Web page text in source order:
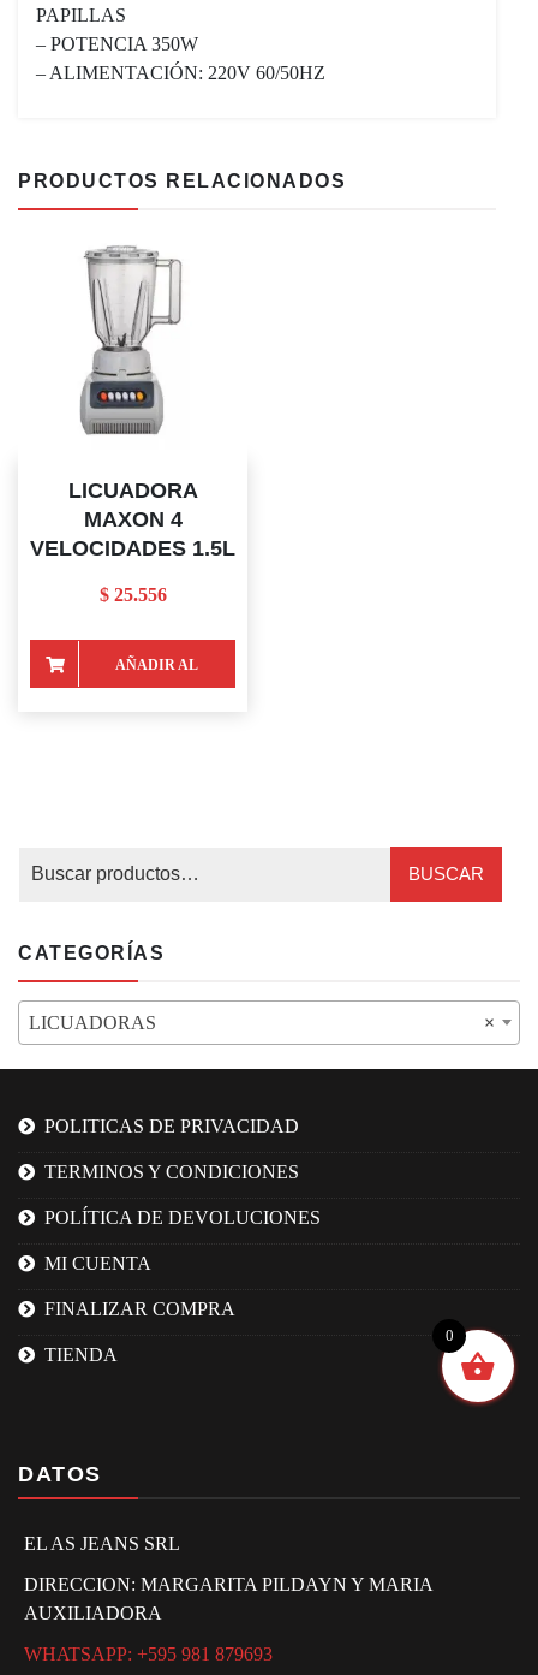
PAPILLAS
– POTENCIA 350W
– ALIMENTACIÓN: 220V 60/50HZ
PRODUCTOS RELACIONADOS
LICUADORA
MAXON 4
VELOCIDADES 1.5L
$25.556
AÑADIR AL
BUSCAR
CATEGORÍAS
×
LICUADORAS
POLITICAS DE PRIVACIDAD
TERMINOS Y CONDICIONES
POLÍTICA DE DEVOLUCIONES
MI CUENTA
FINALIZAR COMPRA
TIENDA
DATOS
EL AS JEANS SRL
DIRECCION: MARGARITA PILDAYN Y MARIA
AUXILIADORA
WHATSAPP: +595 981 879693
0